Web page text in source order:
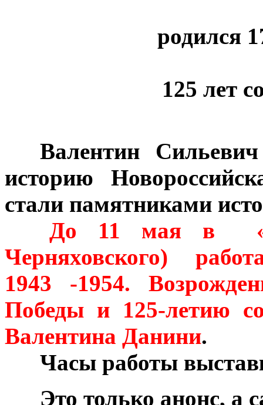
родился
125 лет
Валентин
историю
стали памятниками
До 11 мая в
Черняховского)
1943 -1954.
Победы и 125-летию
Валентина Данини.
Часы работы
Это только анонс, а